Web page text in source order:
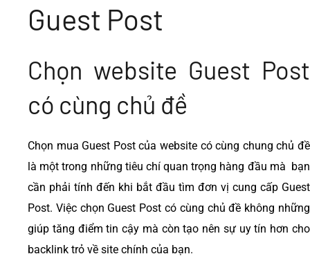
Guest Post
Chọn website Guest Post
có cùng chủ đề
Chọn mua Guest Post của website có cùng chung chủ đề
là một trong những tiêu chí quan trọng hàng đầu mà bạn
cần phải tính đến khi bắt đầu tìm đơn vị cung cấp Guest
Post. Việc chọn Guest Post có cùng chủ đề không những
giúp tăng điểm tin cậy mà còn tạo nên sự uy tín hơn cho
backlink trỏ về site chính của bạn.